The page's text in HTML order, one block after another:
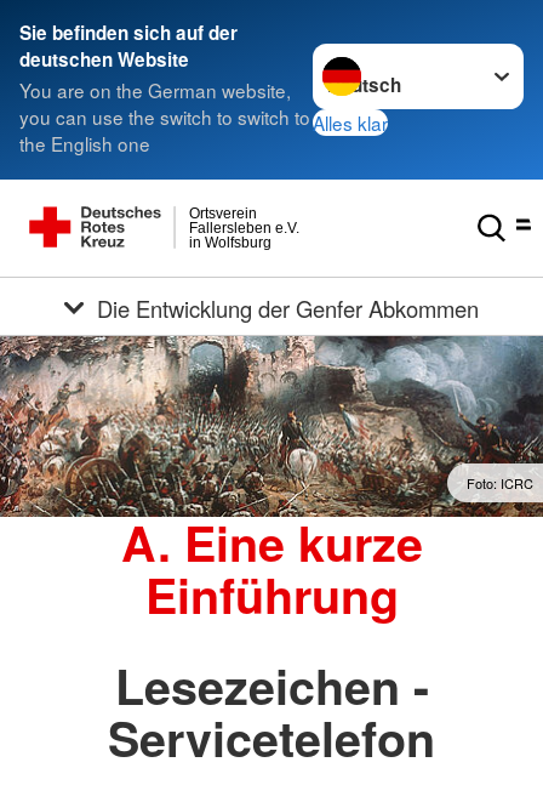
Sie befinden sich auf der
deutschen Website
You are on the German website,
you can use the switch to switch to
the English one
Sprache wechseln zu
Alles klar
in Wolfsburg
Fallersleben e.V.
Ortsverein
Die Entwicklung der Genfer Abkommen
Foto: ICRC
A. Eine kurze
Einführung
Lesezeichen -
Servicetelefon